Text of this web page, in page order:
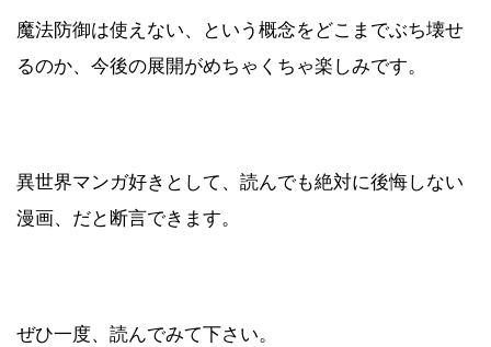
魔法防御は使えない、という概念をどこまでぶち壊せ
るのか、今後の展開がめちゃくちゃ楽しみです。
異世界マンガ好きとして、読んでも絶対に後悔しない
漫画、だと断言できます。
ぜひ一度、読んでみて下さい。